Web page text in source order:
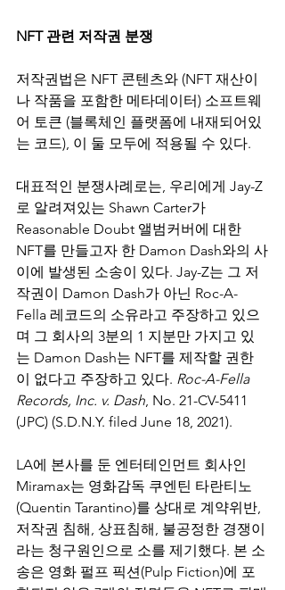
NFT 관련 저작권 분쟁
저작권법은 NFT 콘텐츠와 (NFT 재산이
나 작품을 포함한 메타데이터) 소프트웨
어 토큰 (블록체인 플랫폼에 내재되어있
는 코드), 이 둘 모두에 적용될 수 있다.
대표적인 분쟁사례로는, 우리에게 Jay-Z
로 알려져있는 Shawn Carter가
Reasonable Doubt 앨범커버에 대한
NFT를 만들고자 한 Damon Dash와의 사
이에 발생된 소송이 있다. Jay-Z는 그 저
작권이 Damon Dash가 아닌 Roc-A-
Fella 레코드의 소유라고 주장하고 있으
며 그 회사의 3분의 1 지분만 가지고 있
는 Damon Dash는 NFT를 제작할 권한
이 없다고 주장하고 있다. Roc-A-Fella
Records, Inc. v. Dash, No. 21-CV-5411
(JPC) (S.D.N.Y. filed June 18, 2021).
LA에 본사를 둔 엔터테인먼트 회사인
Miramax는 영화감독 쿠엔틴 타란티노
(Quentin Tarantino)를 상대로 계약위반,
저작권 침해, 상표침해, 불공정한 경쟁이
라는 청구원인으로 소를 제기했다. 본 소
송은 영화 펄프 픽션(Pulp Fiction)에 포